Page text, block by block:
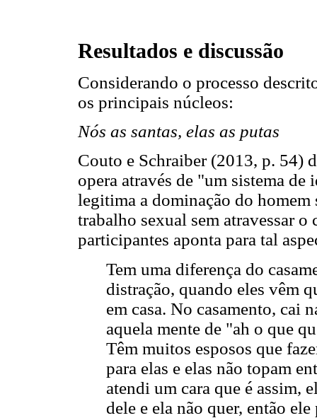
Resultados e discussão
Considerando o processo
os principais núcleos:
Nós as santas, elas as putas
Couto e Schraiber (2013, p. 54)
opera através de "um sistema
legitima a dominação do
trabalho sexual sem atravessar
participantes aponta para tal
Tem uma diferença do
distração, quando eles vêm
em casa. No casamento, cai
aquela mente de "ah o que
Têm muitos esposos que
para elas e elas não topam
atendi um cara que é assim,
dele e ela não quer, então